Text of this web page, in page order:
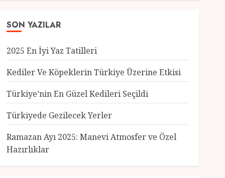
SON YAZILAR
2025 En İyi Yaz Tatilleri
Kediler Ve Köpeklerin Türkiye Üzerine Etkisi
Türkiye’nin En Güzel Kedileri Seçildi
Türkiyede Gezilecek Yerler
Ramazan Ayı 2025: Manevi Atmosfer ve Özel
Hazırlıklar
3
Genel
Türkiye’nin En Güzel
Kedileri Seçildi